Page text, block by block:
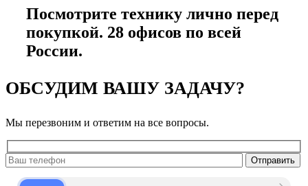
Посмотрите технику лично перед
покупкой. 28 офисов по всей
России.
ОБСУДИМ ВАШУ ЗАДАЧУ?
Мы перезвоним и ответим на все вопросы.